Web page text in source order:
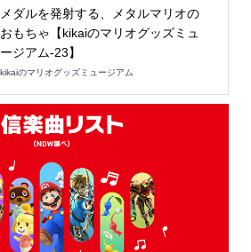
メダルを発射する、メタルマリオの
おもちゃ【kikaiのマリオグッズミュ
ージアム-23】
kikaiのマリオグッズミュージアム